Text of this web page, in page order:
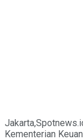
Kementerian